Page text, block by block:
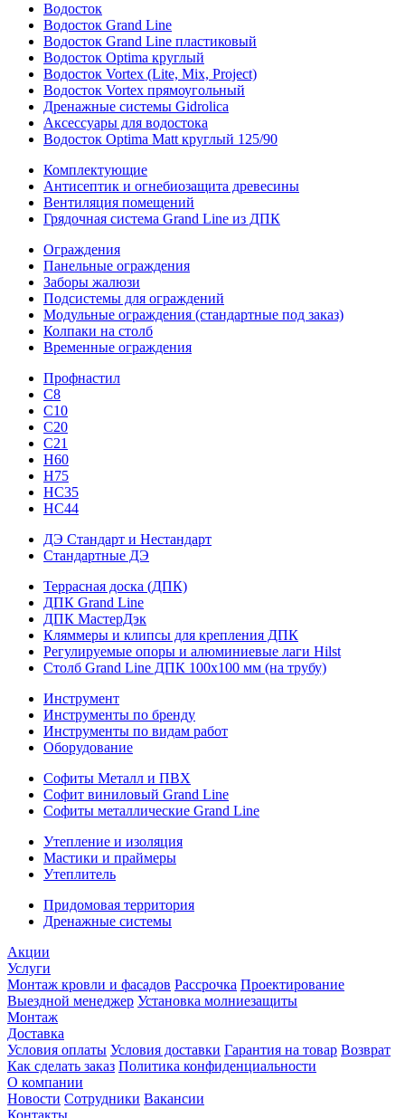
Водосток
Водосток Grand Line
Водосток Grand Line пластиковый
Водосток Optima круглый
Водосток Vortex (Lite, Mix, Project)
Водосток Vortex прямоугольный
Дренажные системы Gidrolica
Аксессуары для водостока
Водосток Optima Matt круглый 125/90
Комплектующие
Антисептик и огнебиозащита древесины
Вентиляция помещений
Грядочная система Grand Line из ДПК
Ограждения
Панельные ограждения
Заборы жалюзи
Подсистемы для ограждений
Модульные ограждения (стандартные под заказ)
Колпаки на столб
Временные ограждения
Профнастил
С8
С10
С20
С21
H60
H75
HС35
НС44
ДЭ Стандарт и Нестандарт
Стандартные ДЭ
Террасная доска (ДПК)
ДПК Grand Line
ДПК МастерДэк
Кляммеры и клипсы для крепления ДПК
Регулируемые опоры и алюминиевые лаги Hilst
Столб Grand Line ДПК 100х100 мм (на трубу)
Инструмент
Инструменты по бренду
Инструменты по видам работ
Оборудование
Софиты Металл и ПВХ
Софит виниловый Grand Line
Софиты металлические Grand Line
Утепление и изоляция
Мастики и праймеры
Утеплитель
Придомовая территория
Дренажные системы
Акции
Услуги
Монтаж кровли и фасадов Рассрочка Проектирование
Выездной менеджер Установка молниезащиты
Монтаж
Доставка
Условия оплаты Условия доставки Гарантия на товар Возврат
Как сделать заказ Политика конфиденциальности
О компании
Новости Сотрудники Вакансии
Контакты